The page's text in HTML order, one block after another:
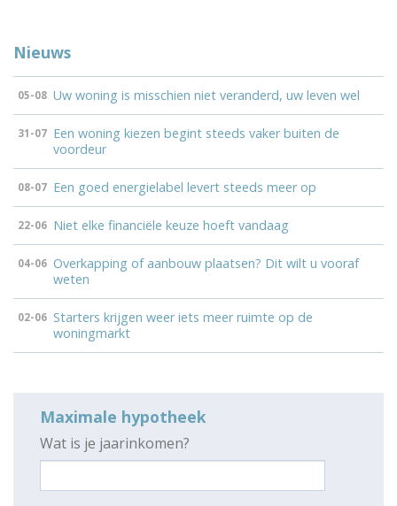
Nieuws
05-08 Uw woning is misschien niet veranderd, uw leven wel
31-07 Een woning kiezen begint steeds vaker buiten de
voordeur
08-07 Een goed energielabel levert steeds meer op
22-06 Niet elke financiële keuze hoeft vandaag
04-06 Overkapping of aanbouw plaatsen? Dit wilt u vooraf
weten
02-06 Starters krijgen weer iets meer ruimte op de
woningmarkt
Maximale hypotheek
Wat is je jaarinkomen?